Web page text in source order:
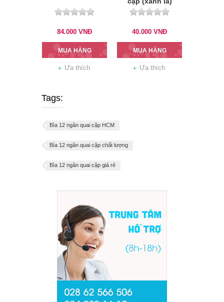
84.000 VNĐ
MUA HÀNG
Ưa thích
40.000 VNĐ
MUA HÀNG
Ưa thích
Tags:
Bìa 12 ngăn quai cặp HCM
Bìa 12 ngăn quai cặp chất lượng
Bìa 12 ngăn quai cặp giá rẻ